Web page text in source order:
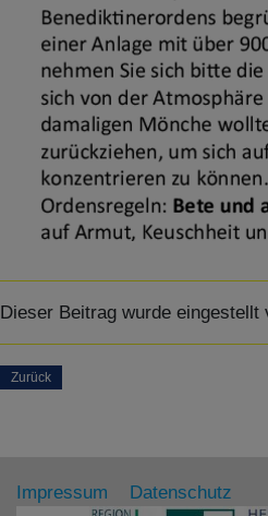
Dieser Beitrag wurde eingestellt
Zurück
Impressum Datenschutz
Details
Impressum|